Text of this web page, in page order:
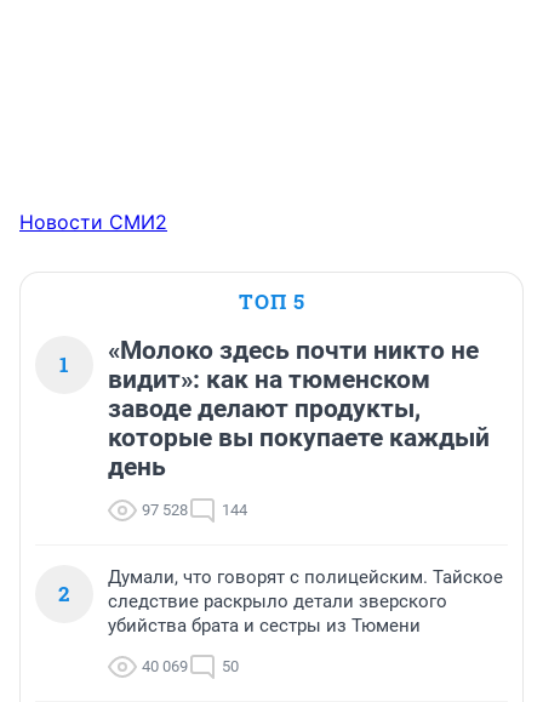
Новости СМИ2
ТОП 5
1
«Молоко здесь почти никто не
видит»: как на тюменском
заводе делают продукты,
которые вы покупаете каждый
день
97 528 144
2
Думали, что говорят с полицейским. Тайское
следствие раскрыло детали зверского
убийства брата и сестры из Тюмени
40 069 50